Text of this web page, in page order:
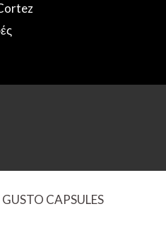
CAPSULES